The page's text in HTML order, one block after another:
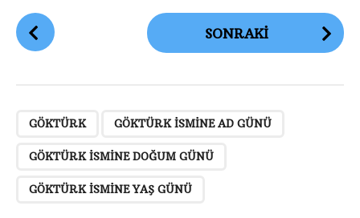
G
ö
SONRAKI
GÖKTÜRK GÖKTÜRK ISMINE AD GÜNÜ
GÖKTÜRK ISMINE DOĞUM GÜNÜ
GÖKTÜRK ISMINE YAŞ GÜNÜ